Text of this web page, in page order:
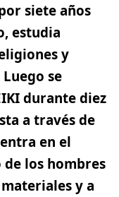
siete años
estudia
y
se
durante diez
a través de
en el
los hombres
y a